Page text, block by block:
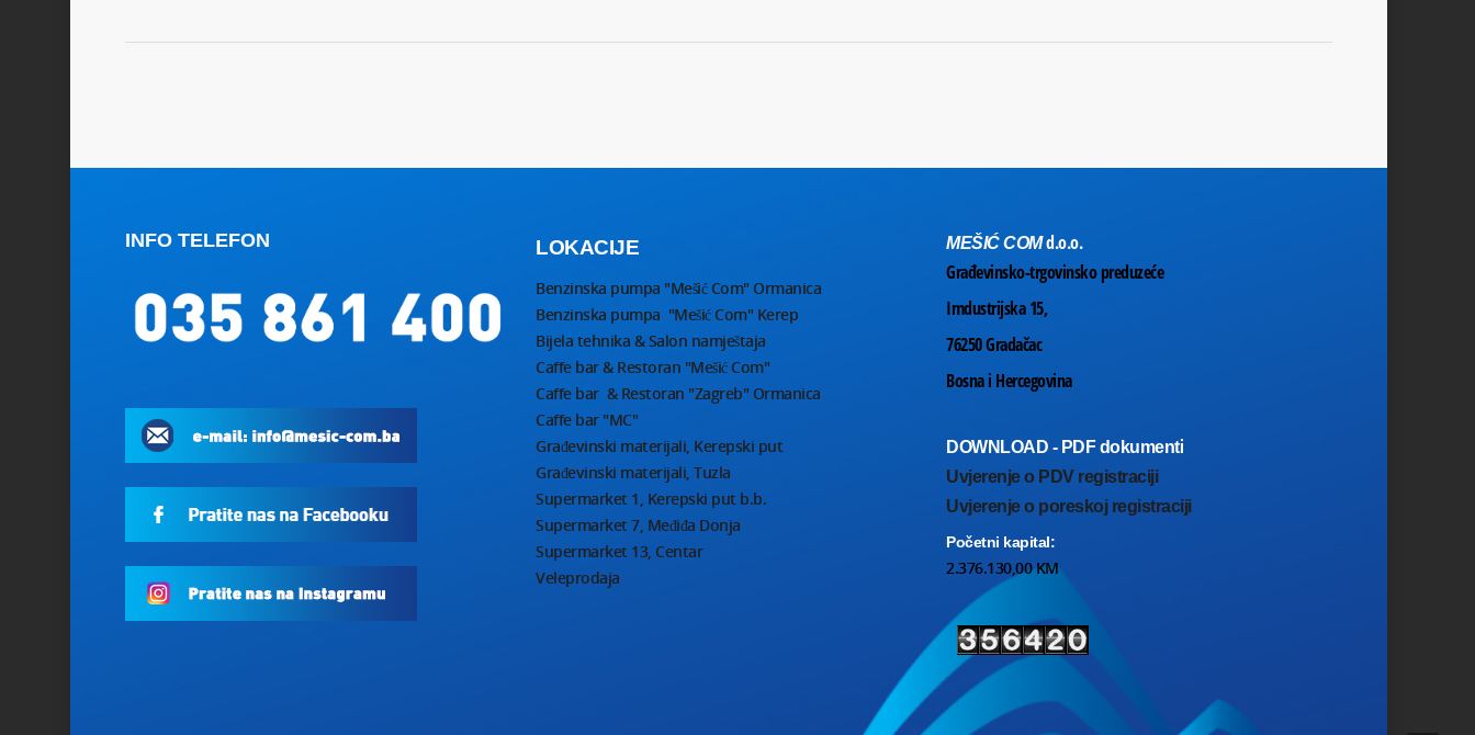
INFO TELEFON LOKACIJE
Benzinska pumpa "Mešić Com" Ormanica
Benzinska pumpa "Mešić Com" Kerep
Bijela tehnika & Salon namještaja
Caffe bar & Restoran "Mešić Com"
Caffe bar & Restoran "Zagreb" Ormanica
Caffe bar "MC"
Građevinski materijali, Kerepski put
Građevinski materijali, Tuzla
Supermarket 1, Kerepski put b.b.
Supermarket 7, Međiđa Donja
Supermarket 13, Centar
Veleprodaja
MEŠIĆ COMd.o.o.
Građevinsko-trgovinsko preduzeće
Imdustrijska 15,
76250 Gradačac
Bosna i Hercegovina
DOWNLOAD - PDF dokumenti
Uvjerenje o PDV registraciji
Uvjerenje o poreskoj registraciji
Početni kapital:
2.376.130,00 KM